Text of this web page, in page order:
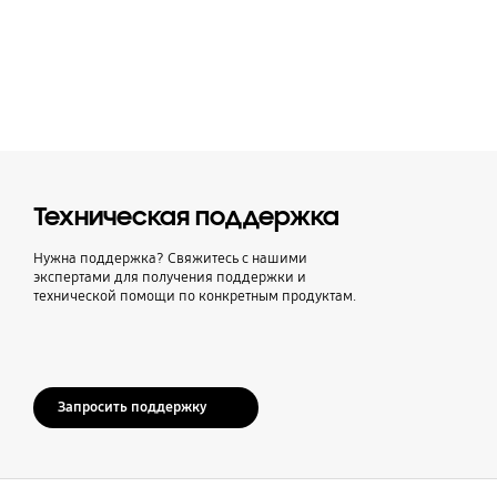
Техническая поддержка
Нужна поддержка? Свяжитесь с нашими
экспертами для получения поддержки и
технической помощи по конкретным продуктам.
Запросить поддержку